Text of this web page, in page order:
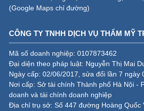
(Google Maps chỉ đường)
CÔNG TY TNHH DỊCH VỤ THẨM MỸ
Mã số doanh nghiệp: 0107873462
Đại diện theo pháp luật: Nguyễn Thị Mai
Ngày cấp: 02/06/2017, sửa đổi lần 7 ngày
Nơi cấp: Sở tài chính Thành phố Hà Nội -
doanh và tài chính doanh nghiệp
Địa chỉ trụ sở: Số 447 đường Hoàng Quốc